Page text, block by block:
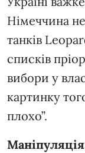
Німеччина
танків
списків
вибори у
картинку
плохо”.